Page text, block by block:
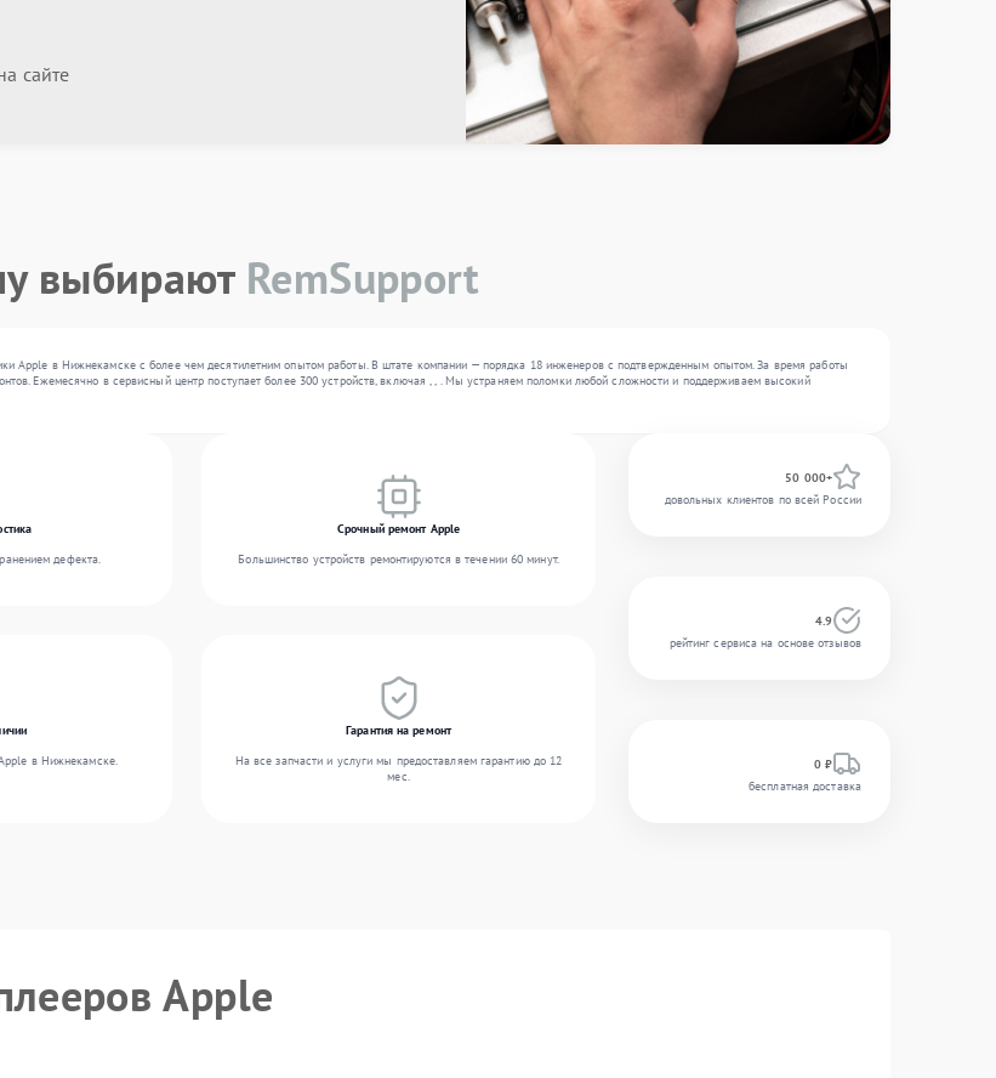
сайте
выбирают RemSupport
Apple в Нижнекамске с более чем десятилетним опытом работы. В штате компании — порядка 18 инженеров с подтвержденным опытом. За время работы
Ежемесячно в сервисный центр поступает более 300 устройств, включая , , . Мы устраняем поломки любой сложности и поддерживаем высокий
дефекта.
Срочный ремонт Apple
Большинство устройств ремонтируются в течении 60 минут.
в Нижнекамске.
Гарантия на ремонт
На все запчасти и услуги мы предоставляем гарантию до 12
мес.
50 000+
довольных клиентов по всей России
4.9
рейтинг сервиса на основе отзывов
0 ₽
бесплатная доставка
Apple